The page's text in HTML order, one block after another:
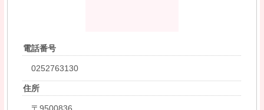
電話番号
0252763130
住所